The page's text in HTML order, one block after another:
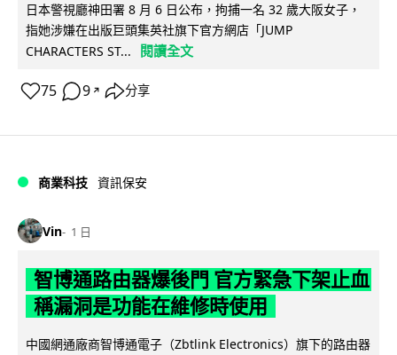
日本警視廳神田署 8 月 6 日公布，拘捕一名 32 歲大阪女子，
指她涉嫌在出版巨頭集英社旗下官方網店「JUMP
CHARACTERS ST...
閱讀全文
75 9 ↗ 分享
商業科技 資訊保安
Vin 1 日
智博通路由器爆後門 官方緊急下架止血
稱漏洞是功能在維修時使用
中國網通廠商智博通電子（Zbtlink Electronics）旗下的路由器